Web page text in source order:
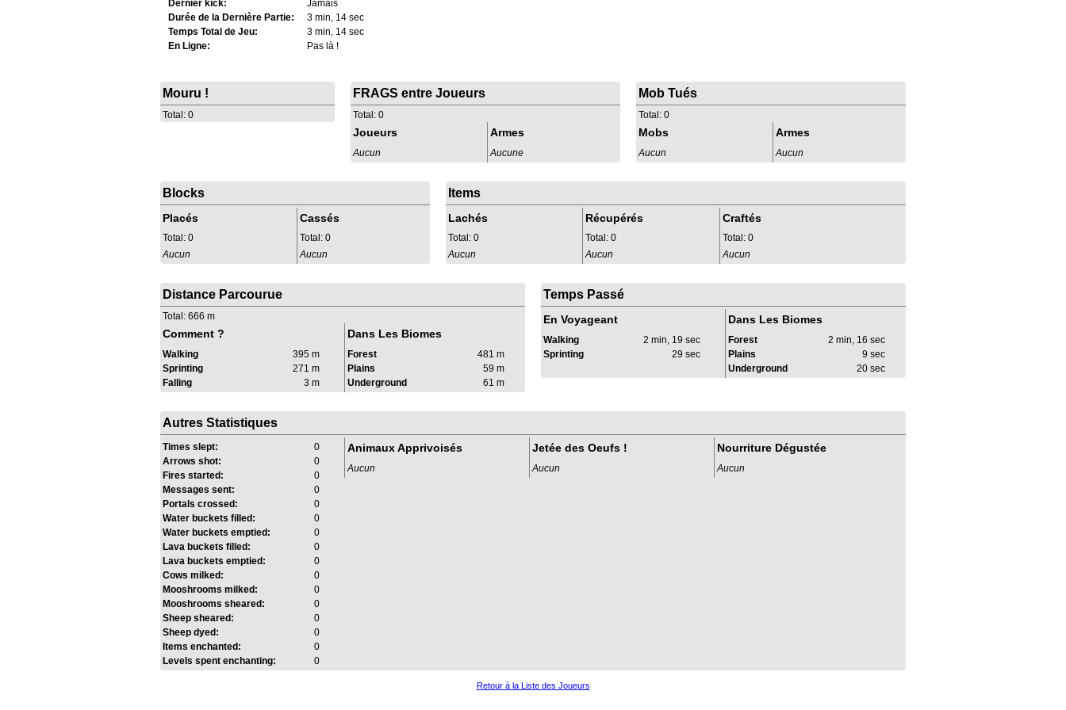
Dernier kick:
Jamais
Durée de la Dernière Partie:
3 min, 14 sec
Temps Total de Jeu:
3 min, 14 sec
En Ligne:
Pas là !
Mouru !
Total: 0
FRAGS entre Joueurs
Total: 0
Joueurs
Aucun
Armes
Aucune
Mob Tués
Total: 0
Mobs
Aucun
Armes
Aucun
Blocks
Placés
Total: 0
Aucun
Cassés
Total: 0
Aucun
Items
Lachés
Total: 0
Aucun
Récupérés
Total: 0
Aucun
Craftés
Total: 0
Aucun
Distance Parcourue
Total: 666 m
Comment ?
Walking
395 m
Sprinting
271 m
Falling
3 m
Dans Les Biomes
Forest
481 m
Plains
59 m
Underground
61 m
Temps Passé
En Voyageant
Walking
2 min, 19 sec
Sprinting
29 sec
Dans Les Biomes
Forest
2 min, 16 sec
Plains
9 sec
Underground
20 sec
Autres Statistiques
Times slept:
0
Arrows shot:
0
Fires started:
0
Messages sent:
0
Portals crossed:
0
Water buckets filled:
0
Water buckets emptied:
0
Lava buckets filled:
0
Lava buckets emptied:
0
Cows milked:
0
Mooshrooms milked:
0
Mooshrooms sheared:
0
Sheep sheared:
0
Sheep dyed:
0
Items enchanted:
0
Levels spent enchanting:
0
Animaux Apprivoisés
Aucun
Jetée des Oeufs !
Aucun
Nourriture Dégustée
Aucun
Retour à la Liste des Joueurs